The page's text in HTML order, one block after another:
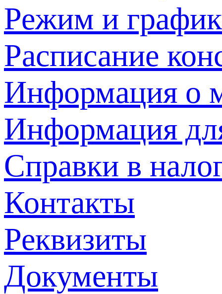
Режим и
Расписание
Информация о
Информация
Справки в
Контакты
Реквизиты
Документы